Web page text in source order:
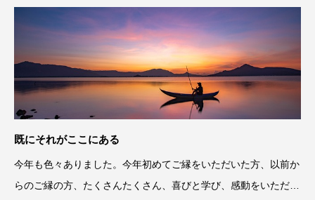
既にそれがここにある
今年も色々ありました。今年初めてご縁をいただいた方、以前か
らのご縁の方、たくさんたくさん、喜びと学び、感動をいただき